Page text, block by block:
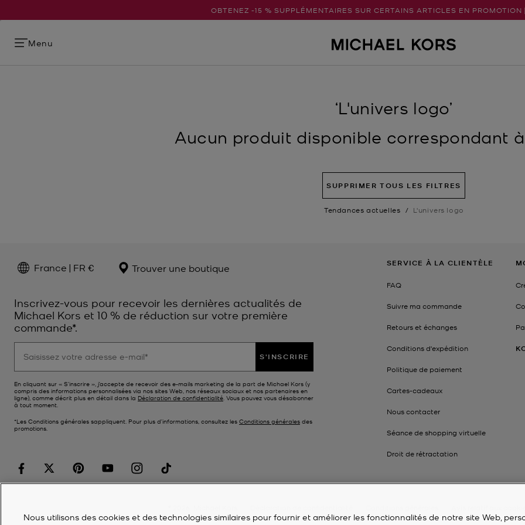
OBTENEZ -15 % SUPPLÉMENTAIRES SUR CERTAINS ARTICLES EN PROMOTION |
Menu
‘L'univers logo’
Aucun produit disponible correspondant
SUPPRIMER TOUS LES FILTRES
Tendances actuelles / L'univers logo
France | FR € Trouver une boutique
Inscrivez-vous pour recevoir les dernières actualités de
Michael Kors et 10 % de réduction sur votre première
commande*.
S'INSCRIRE
En cliquant sur « S’inscrire », j’accepte de recevoir des e-mails marketing de la part de Michael Kors (y
compris des informations personnalisées via nos sites Web, nos réseaux sociaux et nos partenaires en
ligne), comme décrit plus en détail dans la Déclaration de confidentialité . Vous pouvez vous désabonner
à tout moment.
*Les Conditions générales sappliquent. Pour plus d’informations, consultez les Conditions générales des
promotions.
SERVICE À LA CLIENTÈLE
FAQ
Suivre ma commande
Retours et échanges
Conditions d'expédition
Politique de paiement
Cartes-cadeaux
Nous contacter
Séance de shopping virtuelle
Droit de rétractation
Nous utilisons des cookies et des technologies similaires pour fournir et améliorer les fonctionnalités de notre site Web,